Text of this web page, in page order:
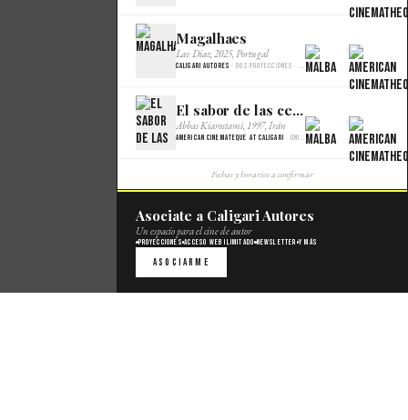
Magalhaes
Lav Diaz, 2025, Portugal
Caligari Autores · Dos proyecciones · Malba Cine
×
El sabor de las cerezas
Abbas Kiarostami, 1997, Irán
American Cinemateque at Caligari · Única · Gaumont
×
Fechas y horarios a confirmar
Asociate a Caligari Autores
Un espacio para el cine de autor
Proyecciones Acceso web ilimitado Newsletter Y más
Asociarme